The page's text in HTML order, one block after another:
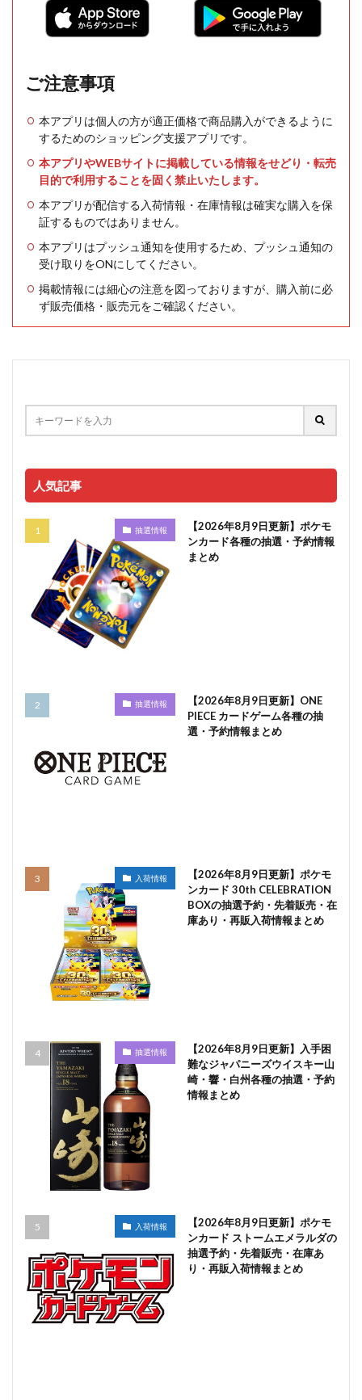
ご注意事項
本アプリは個人の方が適正価格で商品購入ができるように
するためのショッピング支援アプリです。
本アプリやWEBサイトに掲載している情報をせどり・転売
目的で利用することを固く禁止いたします。
本アプリが配信する入荷情報・在庫情報は確実な購入を保
証するものではありません。
本アプリはプッシュ通知を使用するため、プッシュ通知の
受け取りをONにしてください。
掲載情報には細心の注意を図っておりますが、購入前に必
ず販売価格・販売元をご確認ください。
人気記事
抽選情報
【2026年8月9日更新】ポケモ
ンカード各種の抽選・予約情報
まとめ
抽選情報
【2026年8月9日更新】ONE
PIECE カードゲーム各種の抽
選・予約情報まとめ
入荷情報
【2026年8月9日更新】ポケモ
ンカード 30th CELEBRATION
BOXの抽選予約・先着販売・在
庫あり・再販入荷情報まとめ
抽選情報
【2026年8月9日更新】入手困
難なジャパニーズウイスキー山
崎・響・白州各種の抽選・予約
情報まとめ
入荷情報
【2026年8月9日更新】ポケモ
ンカード ストームエメラルダの
抽選予約・先着販売・在庫あ
り・再販入荷情報まとめ